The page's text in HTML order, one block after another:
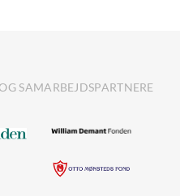
SAMARBEJDSPARTNERE